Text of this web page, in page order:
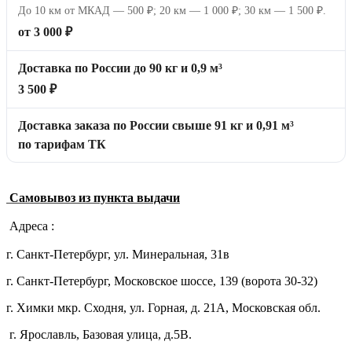
До 10 км от МКАД — 500 ₽; 20 км — 1 000 ₽; 30 км — 1 500 ₽.
от 3 000 ₽
Доставка по России до 90 кг и 0,9 м³
3 500 ₽
Доставка заказа по России свыше 91 кг и 0,91 м³
по тарифам ТК
Самовывоз из пункта выдачи
Адреса :
г. Санкт-Петербург, ул. Минеральная, 31в
г. Санкт-Петербург, Московское шоссе, 139 (ворота 30-32)
г. Химки мкр. Сходня, ул. Горная, д. 21А, Московская обл.
г. Ярославль, Базовая улица, д.5В.